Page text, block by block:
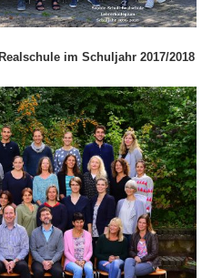
im Schuljahr 2017/2018